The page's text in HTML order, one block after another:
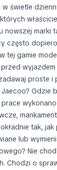
świetle
nowszej marki
często
tej gamie
wyjazdem
proste i
Gdzie
tak,
lub
Nie
Chodzi o